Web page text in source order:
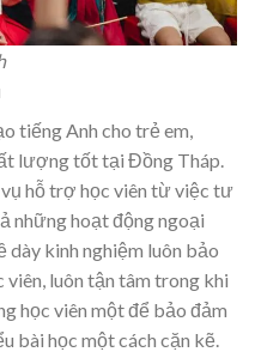
tiếng Anh cho trẻ em,
lượng tốt tại Đồng Tháp.
hỗ trợ học viên từ việc tư
những hoạt động ngoại
dày kinh nghiệm luôn bảo
viên, luôn tận tâm trong khi
học viên một để bảo đảm
bài học một cách cặn kẽ.